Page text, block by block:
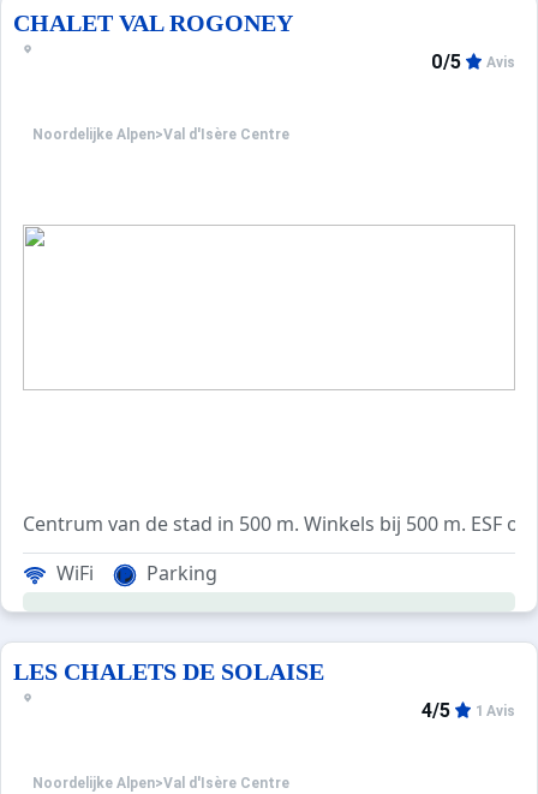
CHALET VAL ROGONEY
Noordelijke Alpen>Val d'Isère Centre
0/5 Avis
Centrum van de stad in 500 m. Winkels bij 500 m. ESF
WiFi
Parking
LES CHALETS DE SOLAISE
Noordelijke Alpen>Val d'Isère Centre
4/5 1 Avis